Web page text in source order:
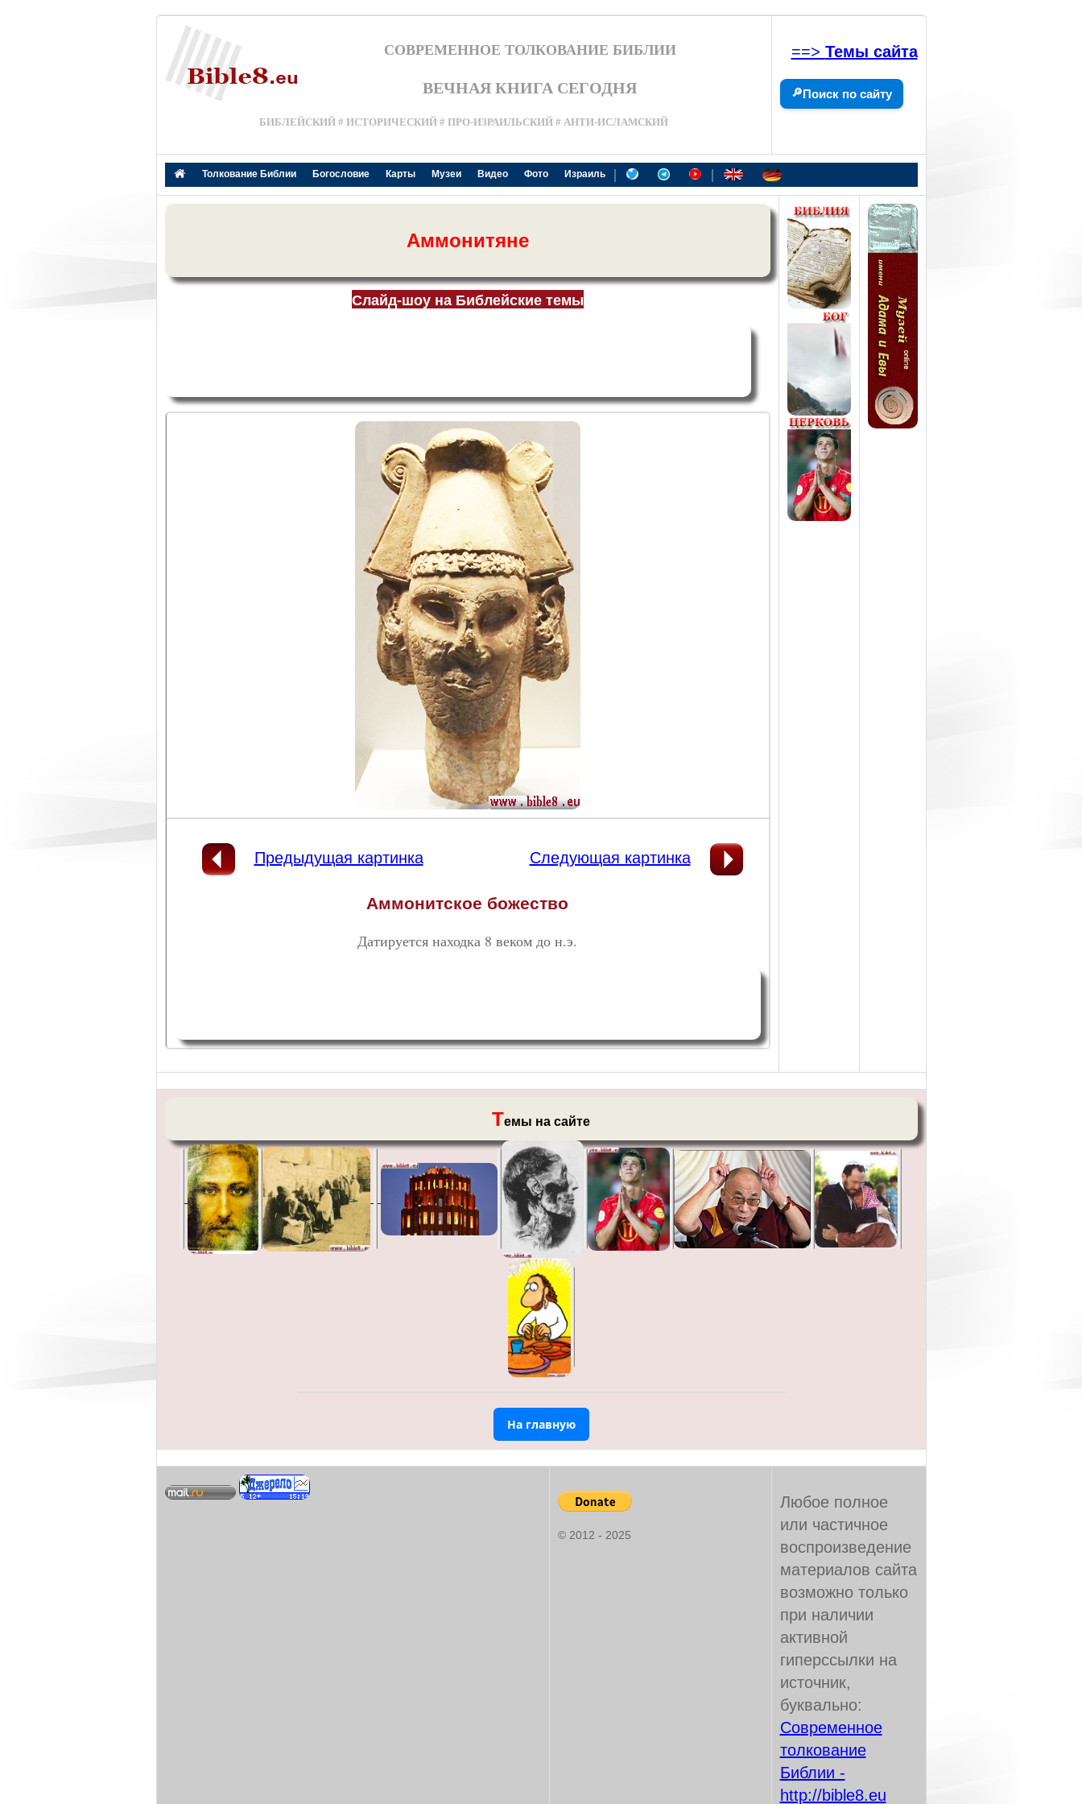
СОВРЕМЕННОЕ ТОЛКОВАНИЕ БИБЛИИ
ВЕЧНАЯ КНИГА СЕГОДНЯ
БИБЛЕЙСКИЙ # ИСТОРИЧЕСКИЙ # ПРО-ИЗРАИЛЬСКИЙ # АНТИ-ИСЛАМСКИЙ
==> Темы сайта
🔎Поиск по сайту
Толкование Библии Богословие Карты Музеи Видео Фото Израиль | |
Аммонитяне
Слайд-шоу на Библейские темы
Предыдущая картинка Следующая картинка
Аммонитское божество
Датируется находка 8 веком до н.э.
Темы на сайте
На главную
© 2012 - 2025
Любое полное
или частичное
воспроизведение
материалов сайта
возможно только
при наличии
активной
гиперссылки на
источник,
буквально:
Современное
толкование
Библии -
http://bible8.eu